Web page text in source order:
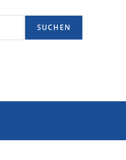
SUCHEN